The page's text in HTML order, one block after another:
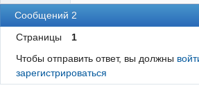
Сообщений 2
Страницы
1
Чтобы отправить ответ, вы должны
зарегистрироваться